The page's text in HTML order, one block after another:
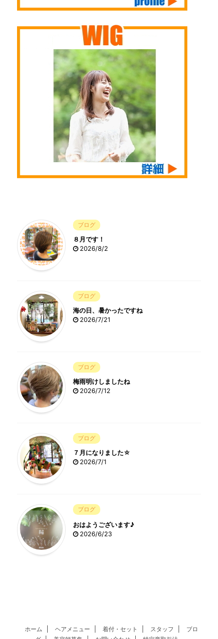
ブログ
８月です！
2026/8/2
ブログ
海の日、暑かったですね
2026/7/21
ブログ
梅雨明けしましたね
2026/7/12
ブログ
７月になりました☆
2026/7/1
ブログ
おはようございます♪
2026/6/23
ホーム ヘアメニュー 着付・セット スタッフ
ブロ